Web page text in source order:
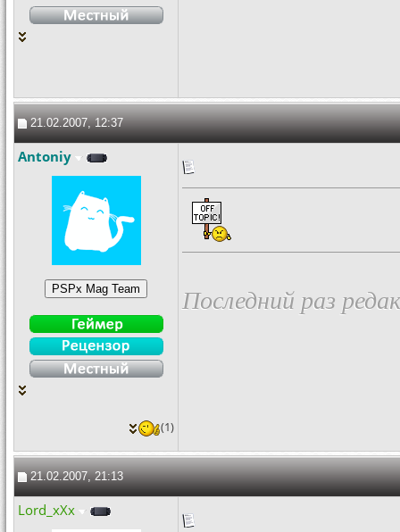
21.02.2007, 12:37
Antoniy
Последний раз
(1)
21.02.2007, 21:13
Lord_xXx